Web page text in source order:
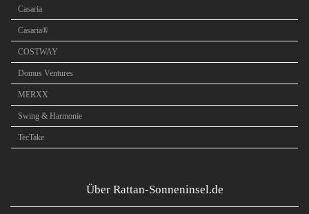
Casaria
Casaria®
COSTWAY
Domus Ventures
MERXX
Swing & Harmonie
TecTake
Über Rattan-Sonneninsel.de